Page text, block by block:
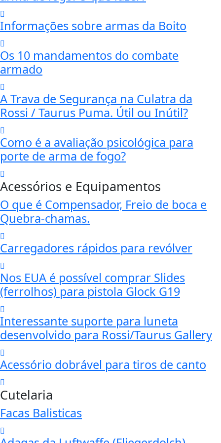
Informações sobre armas da Boito
Os 10 mandamentos do combate
armado
A Trava de Segurança na Culatra da
Rossi / Taurus Puma. Útil ou Inútil?
Como é a avaliação psicológica para
porte de arma de fogo?
Acessórios e Equipamentos
O que é Compensador, Freio de boca e
Quebra-chamas.
Carregadores rápidos para revólver
Nos EUA é possível comprar Slides
(ferrolhos) para pistola Glock G19
Interessante suporte para luneta
desenvolvido para Rossi/Taurus Gallery
Acessório dobrável para tiros de canto
Cutelaria
Facas Balisticas